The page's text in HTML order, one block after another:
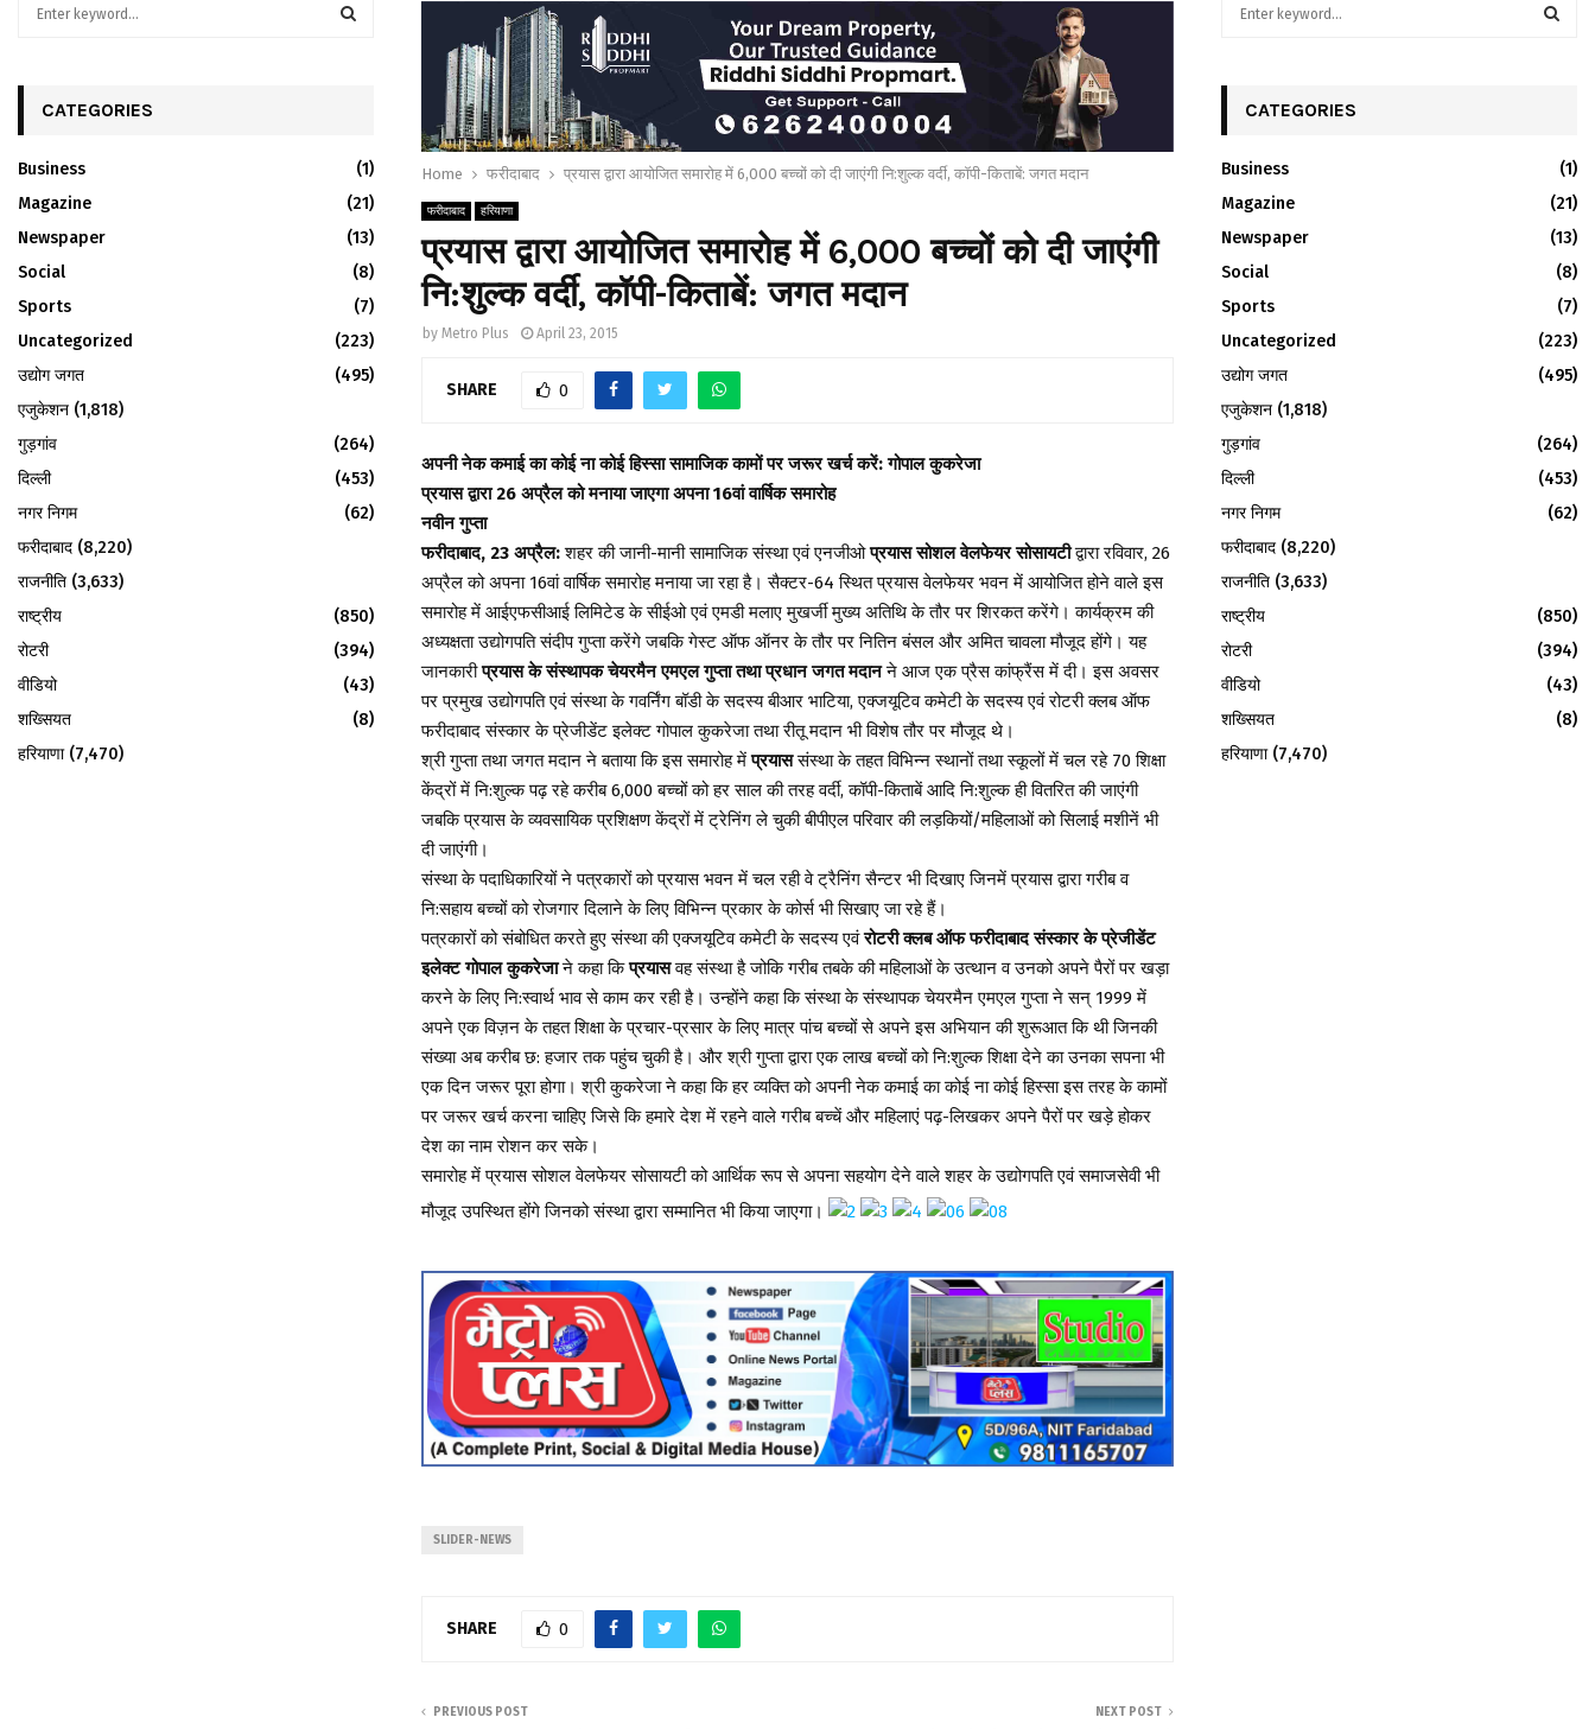
Home फरीदाबाद प्रयास द्वारा आयोजित समारोह में 6,000 बच्चों को दी जाएंगी नि:शुल्क वर्दी, कॉपी-किताबें: जगत मदान
फरीदाबाद हरियाणा
प्रयास द्वारा आयोजित समारोह में 6,000 बच्चों को दी जाएंगी
नि:शुल्क वर्दी, कॉपी-किताबें: जगत मदान
by Metro Plus April 23, 2015
SHARE 0
अपनी नेक कमाई का कोई ना कोई हिस्सा सामाजिक कामों पर जरूर खर्च करें: गोपाल कुकरेजा
प्रयास द्वारा 26 अप्रैल को मनाया जाएगा अपना 16वां वार्षिक समारोह
नवीन गुप्ता
फरीदाबाद, 23 अप्रैल:शहर की जानी-मानी सामाजिक संस्था एवं एनजीओप्रयास सोशल वेलफेयर सोसायटीद्वारा रविवार, 26
अप्रैल को अपना 16वां वार्षिक समारोह मनाया जा रहा है। सैक्टर-64 स्थित प्रयास वेलफेयर भवन में आयोजित होने वाले इस
समारोह में आईएफसीआई लिमिटेड के सीईओ एवं एमडी मलाए मुखर्जी मुख्य अतिथि के तौर पर शिरकत करेंगे। कार्यक्रम की
अध्यक्षता उद्योगपति संदीप गुप्ता करेंगे जबकि गेस्ट ऑफ ऑनर के तौर पर नितिन बंसल और अमित चावला मौजूद होंगे। यह
जानकारीप्रयास के संस्थापक चेयरमैन एमएल गुप्ता तथा प्रधान जगत मदानने आज एक प्रैस कांफ्रैंस में दी। इस अवसर
पर प्रमुख उद्योगपति एवं संस्था के गवर्निंग बॉडी के सदस्य बीआर भाटिया, एक्जयूटिव कमेटी के सदस्य एवं रोटरी क्लब ऑफ
फरीदाबाद संस्कार के प्रेजीडेंट इलेक्ट गोपाल कुकरेजा तथा रीतू मदान भी विशेष तौर पर मौजूद थे।
श्री गुप्ता तथा जगत मदान ने बताया कि इस समारोह मेंप्रयाससंस्था के तहत विभिन्न स्थानों तथा स्कूलों में चल रहे 70 शिक्षा
केंद्रों में नि:शुल्क पढ़ रहे करीब 6,000 बच्चों को हर साल की तरह वर्दी, कॉपी-किताबें आदि नि:शुल्क ही वितरित की जाएंगी
जबकि प्रयास के व्यवसायिक प्रशिक्षण केंद्रों में ट्रेनिंग ले चुकी बीपीएल परिवार की लड़कियों/महिलाओं को सिलाई मशीनें भी
दी जाएंगी।
संस्था के पदाधिकारियों ने पत्रकारों को प्रयास भवन में चल रही वे ट्रैनिंग सैन्टर भी दिखाए जिनमें प्रयास द्वारा गरीब व
नि:सहाय बच्चों को रोजगार दिलाने के लिए विभिन्न प्रकार के कोर्स भी सिखाए जा रहे हैं।
पत्रकारों को संबोधित करते हुए संस्था की एक्जयूटिव कमेटी के सदस्य एवंरोटरी क्लब ऑफ फरीदाबाद संस्कार के प्रेजीडेंट
इलेक्ट गोपाल कुकरेजाने कहा किप्रयासवह संस्था है जोकि गरीब तबके की महिलाओं के उत्थान व उनको अपने पैरों पर खड़ा
करने के लिए नि:स्वार्थ भाव से काम कर रही है। उन्होंने कहा कि संस्था के संस्थापक चेयरमैन एमएल गुप्ता ने सन् 1999 में
अपने एक विज़न के तहत शिक्षा के प्रचार-प्रसार के लिए मात्र पांच बच्चों से अपने इस अभियान की शुरूआत कि थी जिनकी
संख्या अब करीब छ: हजार तक पहुंच चुकी है। और श्री गुप्ता द्वारा एक लाख बच्चों को नि:शुल्क शिक्षा देने का उनका सपना भी
एक दिन जरूर पूरा होगा। श्री कुकरेजा ने कहा कि हर व्यक्ति को अपनी नेक कमाई का कोई ना कोई हिस्सा इस तरह के कामों
पर जरूर खर्च करना चाहिए जिसे कि हमारे देश में रहने वाले गरीब बच्चें और महिलाएं पढ़-लिखकर अपने पैरों पर खड़े होकर
देश का नाम रोशन कर सके।
समारोह में प्रयास सोशल वेलफेयर सोसायटी को आर्थिक रूप से अपना सहयोग देने वाले शहर के उद्योगपति एवं समाजसेवी भी
मौजूद उपस्थित होंगे जिनको संस्था द्वारा सम्मानित भी किया जाएगा।
SLIDER-NEWS
SHARE 0
PREVIOUS POST NEXT POST
o
r
:
R
C
CATEGORIES
Business
(1)
Magazine
(21)
Newspaper
(13)
Social
(8)
Sports
(7)
Uncategorized
(223)
उद्योग जगत
(495)
एजुकेशन (1,818)
गुड़गांव
(264)
दिल्ली
(453)
नगर निगम
(62)
फरीदाबाद (8,220)
राजनीति (3,633)
राष्ट्रीय
(850)
रोटरी
(394)
वीडियो
(43)
शख्सियत
(8)
हरियाणा(7,470)
o
r
:
R
C
CATEGORIES
Business
(1)
Magazine
(21)
Newspaper
(13)
Social
(8)
Sports
(7)
Uncategorized
(223)
उद्योग जगत
(495)
एजुकेशन (1,818)
गुड़गांव
(264)
दिल्ली
(453)
नगर निगम
(62)
फरीदाबाद (8,220)
राजनीति (3,633)
राष्ट्रीय
(850)
रोटरी
(394)
वीडियो
(43)
शख्सियत
(8)
हरियाणा(7,470)